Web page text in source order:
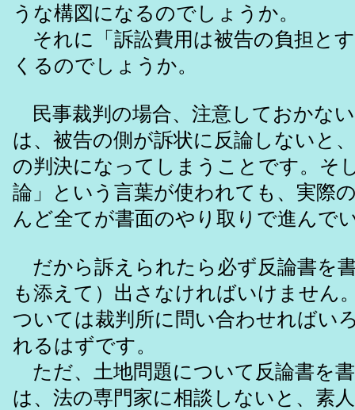
うな構図になるのでしょうか。
それに「訴訟費用は被告の負担と
くるのでしょうか。
民事裁判の場合、注意しておかな
は、被告の側が訴状に反論しないと
の判決になってしまうことです。そ
論」という言葉が使われても、実際
んど全てが書面のやり取りで進んで
だから訴えられたら必ず反論書を
も添えて）出さなければいけません
ついては裁判所に問い合わせればい
れるはずです。
ただ、土地問題について反論書を
は、法の専門家に相談しないと、素